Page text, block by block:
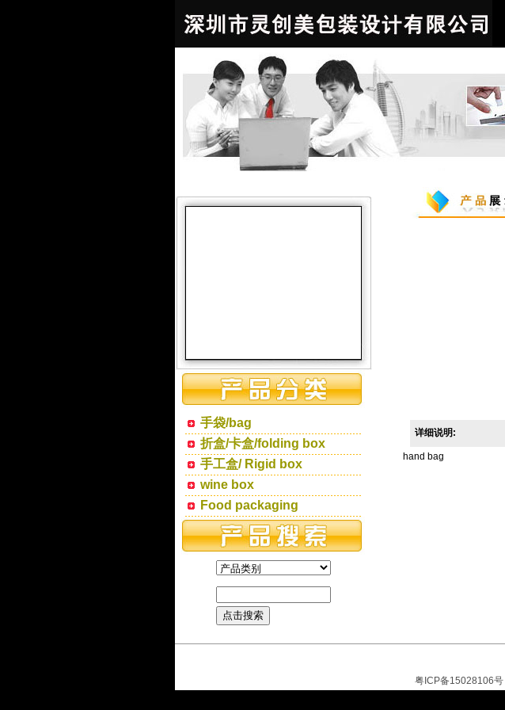
手袋/bag
折盒/卡盒/folding box
手工盒/ Rigid box
wine box
Food packaging
详细说明:
hand bag
粤ICP备15028106号